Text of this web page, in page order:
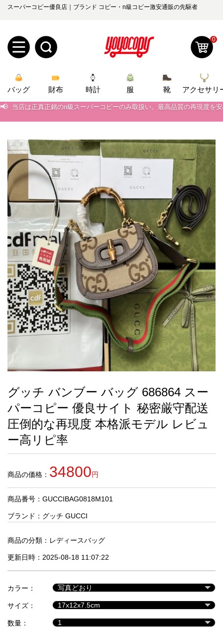
スーパーコピー優良店｜ブランド コピー・n級コピー激安通販の先駆者
規
ユ
ー
登
ロ
グ
オ
ー
ダ
管
理
お
知
せ
yoyocopys@gmail.com
2026人気特集
バッグ
財布
時計
服
ズボン
衣装セット
靴
住まい用品
アクセサリー
ベルト
スカーフ
アイフォーンケ
ース
小物
最
お
す
す
め
商
人
気
品
セ
商
品
0
バッグ 財布 時計 服 靴 アクセサリ
📢 当店は正真正銘のn級スーパーコピーのみ取扱い。最高品質の再現度を
📢 当店は正真正銘のn級スーパーコピーのみ取扱い。最高品質の再現度を
📢 2026春の新作続々更新中！期間中のご注文でお得な割引をご利用いただ
📢 新作入荷！ルイ・ヴィトンスーパーコピー バッグ最新モデルが登場。
グッチ バンブー バッグ 686864 スー
パーコピー 優良サイト 秘密厳守配送
圧倒的な再現度 本格派モデル レビュ
ー高リピ率
商品の価格： 34800円
商品番号：GUCCIBAG0818M101
ブランド： グッチ GUCCI
商品の分類： レディースバッグ
更新日時：2025-08-18 11:07:22
カラー：
サイズ：
数量：